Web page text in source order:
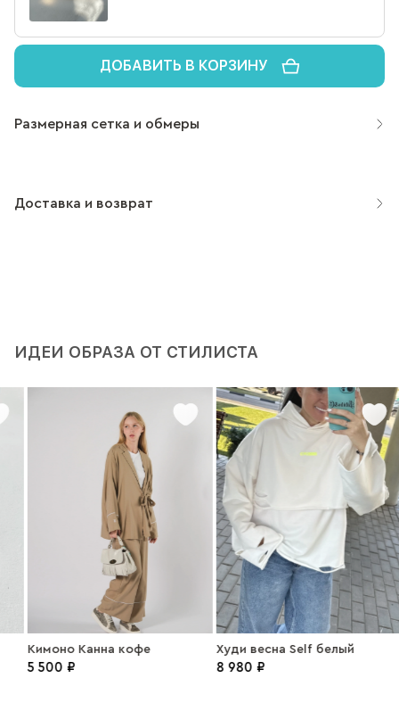
ДОБАВИТЬ В КОРЗИНУ
Размерная сетка и обмеры
Доставка и возврат
ИДЕИ ОБРАЗА ОТ СТИЛИСТА
Кимоно Канна кофе
5 500 ₽
Худи весна Self белый
8 980 ₽